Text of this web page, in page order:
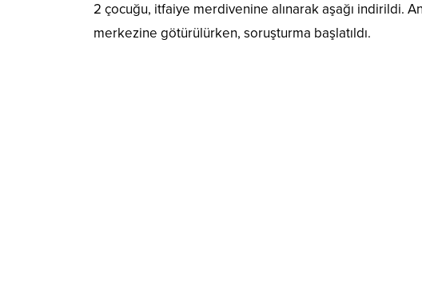
2 çocuğu, itfaiye merdivenine alınarak aşağı indirildi.
merkezine götürülürken, soruşturma başlatıldı.